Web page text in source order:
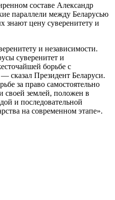
составе Александр
параллели между Беларусью
знают цену суверенитету и
и независимости.
суверенитет и
борьбе с
сказал Президент Беларуси.
за право самостоятельно
своей землей, положен в
и последовательной
на современном этапе».